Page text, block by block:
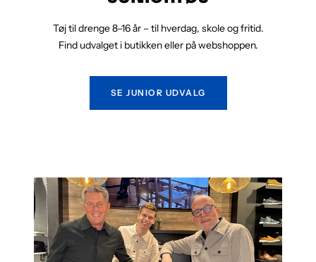
Tøj til drenge 8–16 år – til hverdag, skole og fritid.
Find udvalget i butikken eller på webshoppen.
SE JUNIOR UDVALG